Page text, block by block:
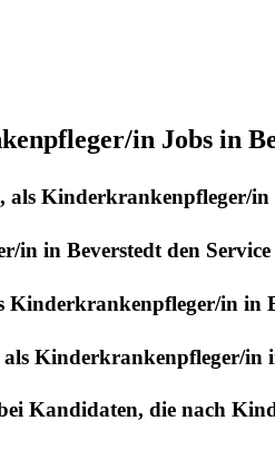
in Jobs in
als Kinderkrankenpfleger/in
in in Beverstedt den
Kinderkrankenpfleger/in in
Kinderkrankenpfleger/in
Kandidaten, die nach